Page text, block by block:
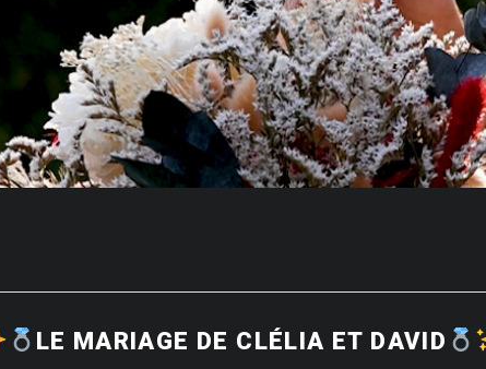
LE MARIAGE DE CLÉLIA ET DAVID